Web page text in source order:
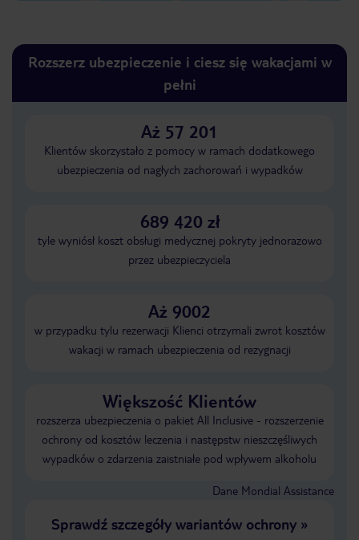
Rozszerz ubezpieczenie i ciesz się wakacjami w
pełni
Aż 57 201
Klientów skorzystało z pomocy w ramach dodatkowego
ubezpieczenia od nagłych zachorowań i wypadków
689 420 zł
tyle wyniósł koszt obsługi medycznej pokryty jednorazowo
przez ubezpieczyciela
Aż 9002
w przypadku tylu rezerwacji Klienci otrzymali zwrot kosztów
wakacji w ramach ubezpieczenia od rezygnacji
Większość Klientów
rozszerza ubezpieczenia o pakiet All Inclusive - rozszerzenie
ochrony od kosztów leczenia i następstw nieszczęśliwych
wypadków o zdarzenia zaistniałe pod wpływem alkoholu
Dane Mondial Assistance
Sprawdź szczegóły wariantów ochrony»